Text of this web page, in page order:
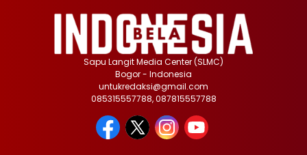
Sapu Langit Media Center (SLMC)
Bogor - Indonesia
untukredaksi@gmail.com
085315557788, 087815557788